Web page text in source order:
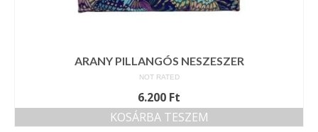
ARANY PILLANGÓS NESZESZER
NOT RATED
6.200 Ft
KOSÁRBA TESZEM